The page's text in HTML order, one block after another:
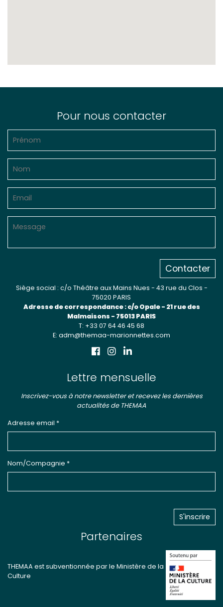
Pour nous contacter
Contacter
Siège social : c/o Théâtre aux Mains Nues - 43 rue du Clos -
75020 PARIS
Adresse de correspondance : c/o Opale - 21 rue des
Malmaisons - 75013 PARIS
T: +33 07 64 46 45 68
E: adm@themaa-marionnettes.com
Lettre mensuelle
Inscrivez-vous à notre newsletter et recevez les dernières
actualités de THEMAA
Adresse email *
Nom/Compagnie *
Partenaires
THEMAA est subventionnée par le Ministère de la
Culture